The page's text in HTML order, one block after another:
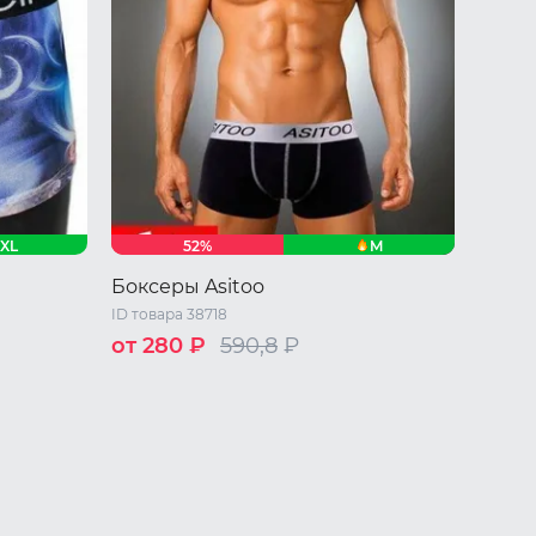
XL 52% M
Боксеры Asitoo
ID товара 38718
от 280 ₽ 590,8 ₽